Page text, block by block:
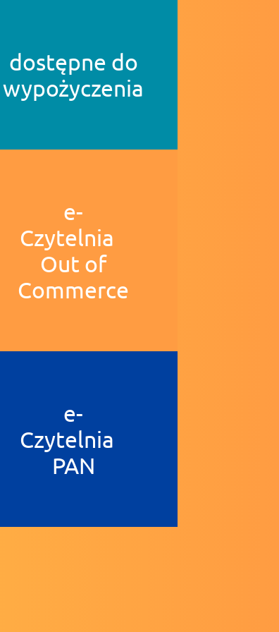
dostępne do
wypożyczenia
e-
Czytelnia
Out of
Commerce
e-
Czytelnia
PAN